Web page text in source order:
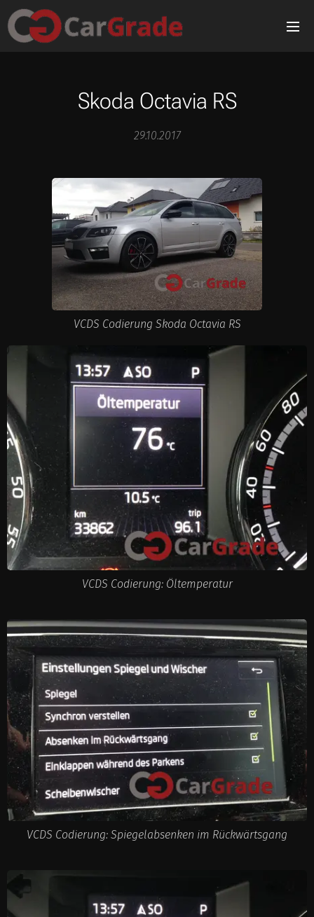
Skoda Octavia RS
29.10.2017
VCDS Codierung Skoda Octavia RS
VCDS Codierung: Öltemperatur
VCDS Codierung: Spiegelabsenken im Rückwärtsgang